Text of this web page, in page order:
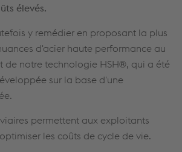
élevés.
y remédier en proposant la plus
d'acier haute performance au
de notre technologie HSH®, qui a été
sur la base d'une
permettent aux exploitants
les coûts de cycle de vie.